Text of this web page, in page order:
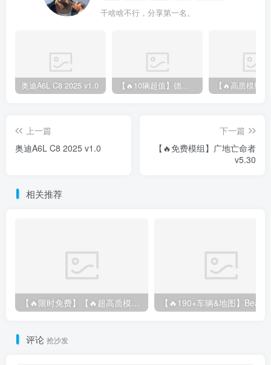
干啥啥不行，分享第一名。
奥迪A6L C8 2025 v1.0 【🔥10辆超值】德国汽车整合包
上一篇
奥迪A6L C8 2025 v1.0
下一篇
【🔥免费模组】广地亡命者
v5.30
相关推荐
【🔥限时免费】【🔥超高质模组】2022 奥迪 A4/S4/RS4 Avant 2.61
评论 抢沙发